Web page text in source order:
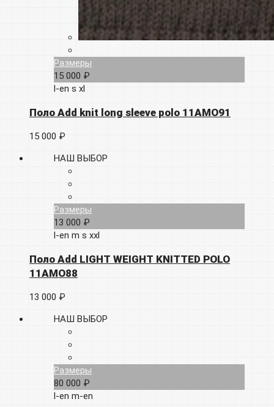
Размеры
15 000 ₽
l-en s xl
Поло Add knit long sleeve polo 11AMO91
15 000 ₽
НАШ ВЫБОР
Размеры
13 000 ₽
l-en m s xxl
Поло Add LIGHT WEIGHT KNITTED POLO
11AMO88
13 000 ₽
НАШ ВЫБОР
Размеры
80 000 ₽
l-en m-en